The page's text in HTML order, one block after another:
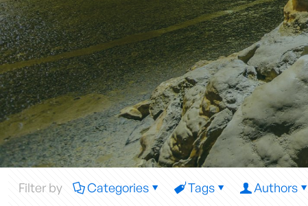
Filter by Categories Tags Authors